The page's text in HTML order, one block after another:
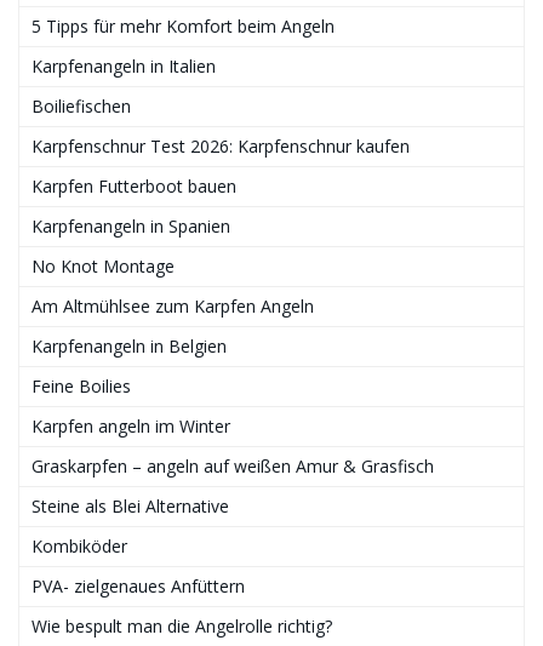
5 Tipps für mehr Komfort beim Angeln
Karpfenangeln in Italien
Boiliefischen
Karpfenschnur Test 2026: Karpfenschnur kaufen
Karpfen Futterboot bauen
Karpfenangeln in Spanien
No Knot Montage
Am Altmühlsee zum Karpfen Angeln
Karpfenangeln in Belgien
Feine Boilies
Karpfen angeln im Winter
Graskarpfen – angeln auf weißen Amur & Grasfisch
Steine als Blei Alternative
Kombiköder
PVA- zielgenaues Anfüttern
Wie bespult man die Angelrolle richtig?